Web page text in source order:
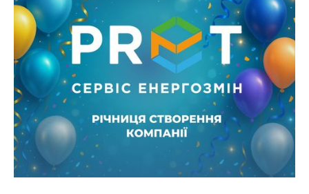
Річниця PRET Сервіс Енергозмін —
енергія розвитку та партнерства
Від моменту створення ми впевнено рухаємося
шляхом змін, забезпечуючи український бізнес
надійними енергоресурсами, підтримуючи його
стабільність і розвиток у мінливих умовах
енергетичного ринку.